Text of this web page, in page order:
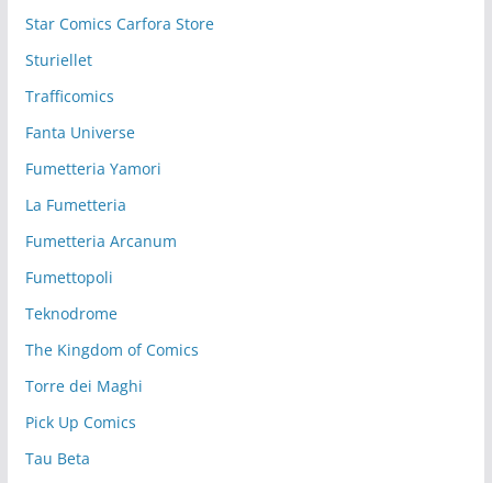
Star Comics Carfora Store
Sturiellet
Trafficomics
Fanta Universe
Fumetteria Yamori
La Fumetteria
Fumetteria Arcanum
Fumettopoli
Teknodrome
The Kingdom of Comics
Torre dei Maghi
Pick Up Comics
Tau Beta